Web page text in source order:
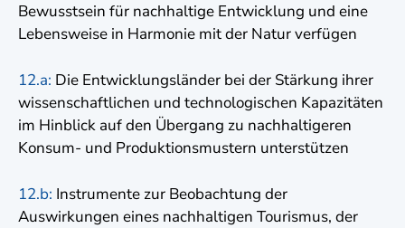
Bewusstsein für nachhaltige Entwicklung und eine
Lebensweise in Harmonie mit der Natur verfügen
12.a: Die Entwicklungsländer bei der Stärkung ihrer
wissenschaftlichen und technologischen Kapazitäten
im Hinblick auf den Übergang zu nachhaltigeren
Konsum- und Produktionsmustern unterstützen
12.b: Instrumente zur Beobachtung der
Auswirkungen eines nachhaltigen Tourismus, der